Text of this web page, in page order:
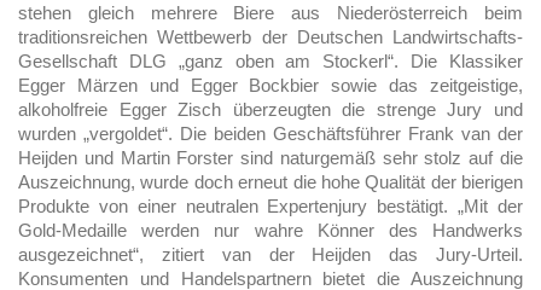
stehen gleich mehrere Biere aus Niederösterreich beim
traditionsreichen Wettbewerb der Deutschen Landwirtschafts-
Gesellschaft DLG „ganz oben am Stockerl“. Die Klassiker
Egger Märzen und Egger Bockbier sowie das zeitgeistige,
alkoholfreie Egger Zisch überzeugten die strenge Jury und
wurden „vergoldet“. Die beiden Geschäftsführer Frank van der
Heijden und Martin Forster sind naturgemäß sehr stolz auf die
Auszeichnung, wurde doch erneut die hohe Qualität der bierigen
Produkte von einer neutralen Expertenjury bestätigt. „Mit der
Gold-Medaille werden nur wahre Könner des Handwerks
ausgezeichnet“, zitiert van der Heijden das Jury-Urteil.
Konsumenten und Handelspartnern bietet die Auszeichnung